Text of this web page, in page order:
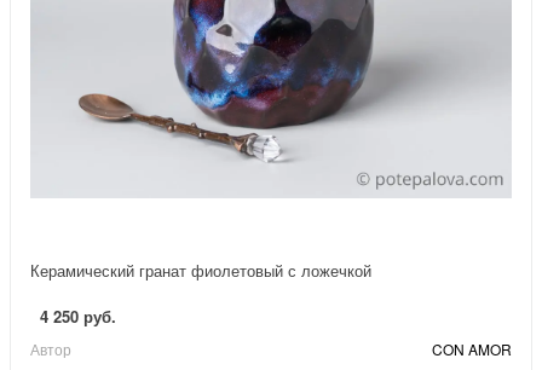
Керамический гранат фиолетовый с ложечкой
4 250 руб.
Автор CON AMOR